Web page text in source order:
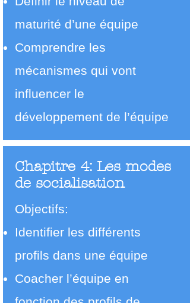
maturité d’une équipe
Comprendre les
mécanismes qui vont
influencer le
développement de l’équipe
Chapitre 4: Les modes
de socialisation
Objectifs:
Identifier les différents
profils dans une équipe
Coacher l’équipe en